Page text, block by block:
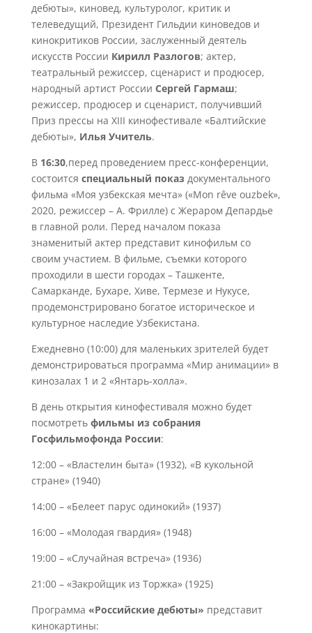
дебюты», киновед, культуролог, критик и
телеведущий, Президент Гильдии киноведов и
кинокритиков России, заслуженный деятель
искусств России Кирилл Разлогов; актер,
театральный режиссер, сценарист и продюсер,
народный артист России Сергей Гармаш;
режиссер, продюсер и сценарист, получивший
Приз прессы на XIII кинофестивале «Балтийские
дебюты», Илья Учитель.
В 16:30,перед проведением пресс-конференции,
состоится специальный показ документального
фильма «Моя узбекская мечта» («Mon rêve ouzbek»,
2020, режиссер – А. Фрилле) с Жераром Депардье
в главной роли. Перед началом показа
знаменитый актер представит кинофильм со
своим участием. В фильме, съемки которого
проходили в шести городах – Ташкенте,
Самарканде, Бухаре, Хиве, Термезе и Нукусе,
продемонстрировано богатое историческое и
культурное наследие Узбекистана.
Ежедневно (10:00) для маленьких зрителей будет
демонстрироваться программа «Мир анимации» в
кинозалах 1 и 2 «Янтарь-холла».
В день открытия кинофестиваля можно будет
посмотреть фильмы из собрания
Госфильмофонда России:
12:00 – «Властелин быта» (1932), «В кукольной
стране» (1940)
14:00 – «Белеет парус одинокий» (1937)
16:00 – «Молодая гвардия» (1948)
19:00 – «Случайная встреча» (1936)
21:00 – «Закройщик из Торжка» (1925)
Программа «Российские дебюты» представит
кинокартины: